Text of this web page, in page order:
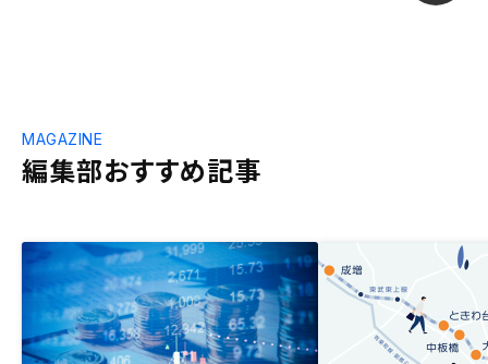
編集部おすすめ記事
MAGAZINE